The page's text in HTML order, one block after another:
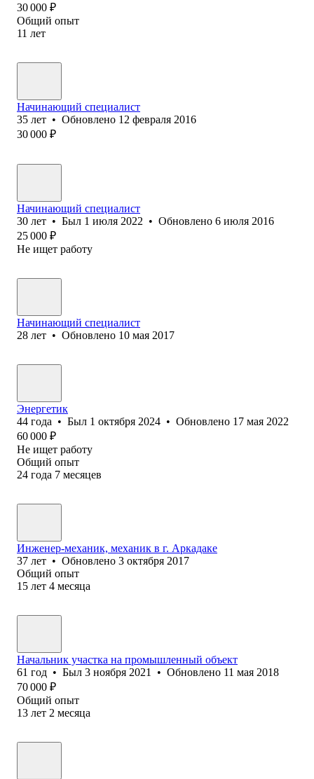
30 000 ₽
Общий опыт
11 лет
Начинающий специалист
35 лет • Обновлено 12 февраля 2016
30 000 ₽
Начинающий специалист
30 лет • Был 1 июля 2022 • Обновлено 6 июля 2016
25 000 ₽
Не ищет работу
Начинающий специалист
28 лет • Обновлено 10 мая 2017
Энергетик
44 года • Был 1 октября 2024 • Обновлено 17 мая 2022
60 000 ₽
Не ищет работу
Общий опыт
24 года 7 месяцев
Инженер-механик, механик в г. Аркадаке
37 лет • Обновлено 3 октября 2017
Общий опыт
15 лет 4 месяца
Начальник участка на промышленный объект
61 год • Был 3 ноября 2021 • Обновлено 11 мая 2018
70 000 ₽
Общий опыт
13 лет 2 месяца